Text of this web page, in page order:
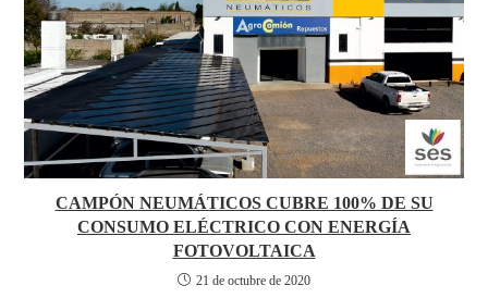
CAMPÓN NEUMÁTICOS CUBRE 100% DE SU
CONSUMO ELÉCTRICO CON ENERGÍA
FOTOVOLTAICA
21 de octubre de 2020